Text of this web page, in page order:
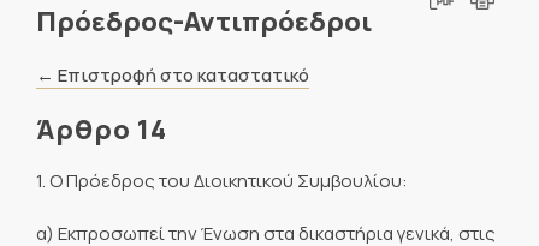
Πρόεδρος-Αντιπρόεδροι
← Επιστροφή στο καταστατικό
Άρθρο 14
1. Ο Πρόεδρος του Διοικητικού Συμβουλίου:
α) Εκπροσωπεί την Ένωση στα δικαστήρια γενικά, στις